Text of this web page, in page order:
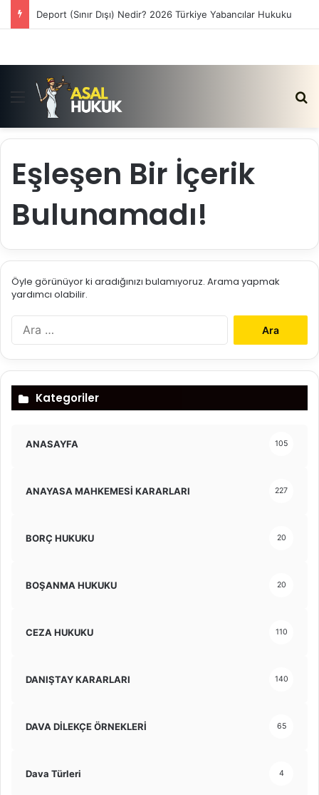
Deport (Sınır Dışı) Nedir? 2026 Türkiye Yabancılar Hukuku
Menü
Eşleşen Bir İçerik
Bulunamadı!
Öyle görünüyor ki aradığınızı bulamıyoruz. Arama yapmak
yardımcı olabilir.
Kategoriler
ANASAYFA 105
ANAYASA MAHKEMESİ KARARLARI 227
BORÇ HUKUKU 20
BOŞANMA HUKUKU 20
CEZA HUKUKU 110
DANIŞTAY KARARLARI 140
DAVA DİLEKÇE ÖRNEKLERİ 65
Dava Türleri 4